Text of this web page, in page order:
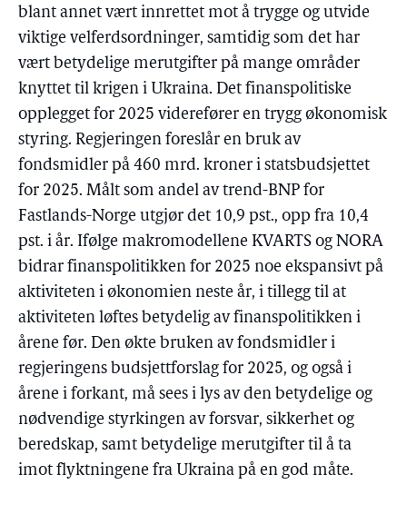
blant annet vært innrettet mot å trygge og utvide
viktige velferdsordninger, samtidig som det har
vært betydelige merutgifter på mange områder
knyttet til krigen i Ukraina. Det finanspolitiske
opplegget for 2025 viderefører en trygg økonomisk
styring. Regjeringen foreslår en bruk av
fondsmidler på 460 mrd. kroner i statsbudsjettet
for 2025. Målt som andel av trend-BNP for
Fastlands-Norge utgjør det 10,9 pst., opp fra 10,4
pst. i år. Ifølge makromodellene KVARTS og NORA
bidrar finanspolitikken for 2025 noe ekspansivt på
aktiviteten i økonomien neste år, i tillegg til at
aktiviteten løftes betydelig av finanspolitikken i
årene før. Den økte bruken av fondsmidler i
regjeringens budsjettforslag for 2025, og også i
årene i forkant, må sees i lys av den betydelige og
nødvendige styrkingen av forsvar, sikkerhet og
beredskap, samt betydelige merutgifter til å ta
imot flyktningene fra Ukraina på en god måte.